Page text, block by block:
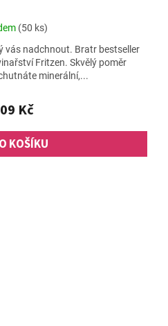
Průměrné
produktu
je
4,9
5
hvězdiček.
(50 ks)
Kč
KOŠÍKU
vás nadchnout. Bratr bestseller
Fritzen. Skvělý poměr
minerální,...